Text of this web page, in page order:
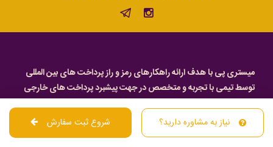
نیاز به مشاوره دارید؟ شروع ثبت سفارش
میستری پی با هدف ارائه راهکارهای رمز و راز پرداخت های بین المللی
توسط تیمی با تجربه و متخصص در جهت پیشبرد پرداخت های خارجی
راه اندازی شده است . میستری پی با ارائه خدمات های متنوع از قبیل
پی پال,کارت اعتباری ویزا و مستر,پرداخت های دانشگاهی و
مدرسه,ثبت نام آزمون های بین المللی,خرید بلیط هواپیما و رزرو